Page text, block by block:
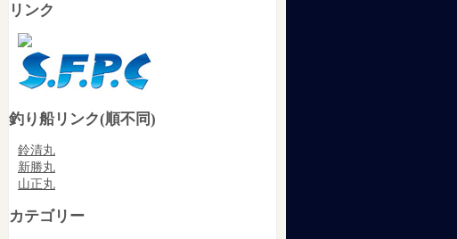
リンク
釣り船リンク(順不同)
鈴清丸
新勝丸
山正丸
カテゴリー